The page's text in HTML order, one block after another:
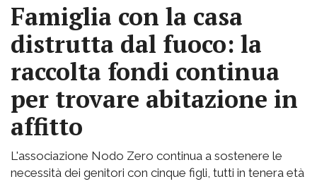
Famiglia con la casa
distrutta dal fuoco: la
raccolta fondi continua
per trovare abitazione in
affitto
L'associazione Nodo Zero continua a sostenere le
necessità dei genitori con cinque figli, tutti in tenera età